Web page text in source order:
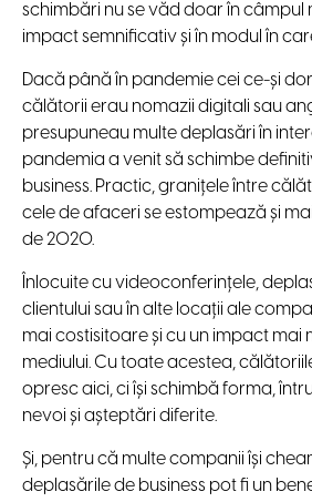
schimbări nu se văd doar în câmpul
impact semnificativ și în modul în
Dacă până în pandemie cei ce-și
călătorii erau nomazii digitali sau
presupuneau multe deplasări în
pandemia a venit să schimbe
business. Practic, granițele între
cele de afaceri se estompează și
de 2020.
Înlocuite cu videoconferințele,
clientului sau în alte locații ale
mai costisitoare și cu un impact mai
mediului. Cu toate acestea,
opresc aici, ci își schimbă forma,
nevoi și așteptări diferite.
Și, pentru că multe companii își
deplasările de business pot fi un